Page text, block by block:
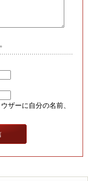
ザーに自分の名前、